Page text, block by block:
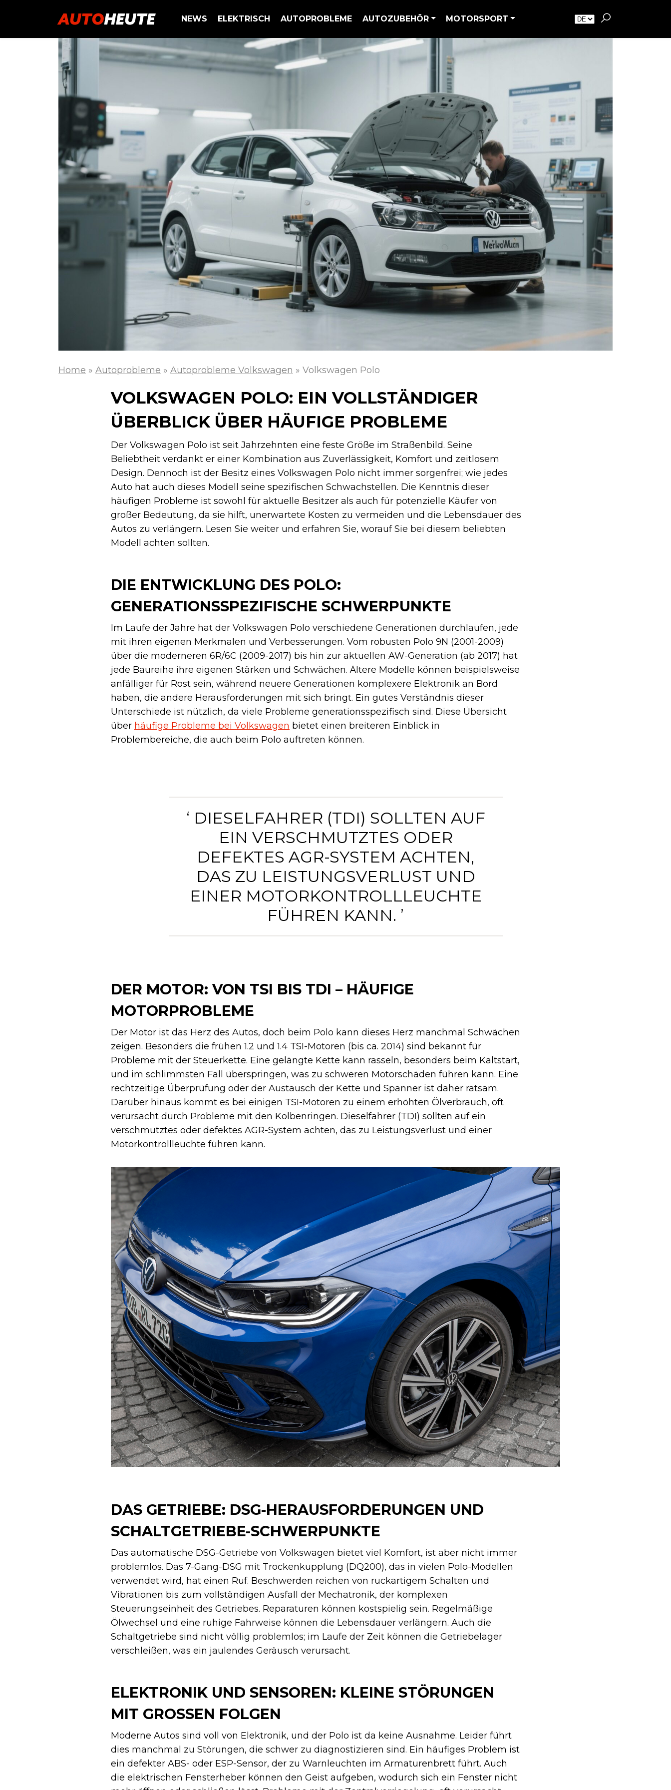
NEWS ELEKTRISCH AUTOPROBLEME AUTOZUBEHÖR MOTORSPORT
Home » Autoprobleme » Autoprobleme Volkswagen » Volkswagen Polo
VOLKSWAGEN POLO: EIN VOLLSTÄNDIGER
ÜBERBLICK ÜBER HÄUFIGE PROBLEME
Der Volkswagen Polo ist seit Jahrzehnten eine feste Größe im Straßenbild. Seine
Beliebtheit verdankt er einer Kombination aus Zuverlässigkeit, Komfort und zeitlosem
Design. Dennoch ist der Besitz eines Volkswagen Polo nicht immer sorgenfrei; wie jedes
Auto hat auch dieses Modell seine spezifischen Schwachstellen. Die Kenntnis dieser
häufigen Probleme ist sowohl für aktuelle Besitzer als auch für potenzielle Käufer von
großer Bedeutung, da sie hilft, unerwartete Kosten zu vermeiden und die Lebensdauer des
Autos zu verlängern. Lesen Sie weiter und erfahren Sie, worauf Sie bei diesem beliebten
Modell achten sollten.
DIE ENTWICKLUNG DES POLO:
GENERATIONSSPEZIFISCHE SCHWERPUNKTE
Im Laufe der Jahre hat der Volkswagen Polo verschiedene Generationen durchlaufen, jede
mit ihren eigenen Merkmalen und Verbesserungen. Vom robusten Polo 9N (2001-2009)
über die moderneren 6R/6C (2009-2017) bis hin zur aktuellen AW-Generation (ab 2017) hat
jede Baureihe ihre eigenen Stärken und Schwächen. Ältere Modelle können beispielsweise
anfälliger für Rost sein, während neuere Generationen komplexere Elektronik an Bord
haben, die andere Herausforderungen mit sich bringt. Ein gutes Verständnis dieser
Unterschiede ist nützlich, da viele Probleme generationsspezifisch sind. Diese Übersicht
über häufige Probleme bei Volkswagen bietet einen breiteren Einblick in
Problembereiche, die auch beim Polo auftreten können.
‘ DIESELFAHRER (TDI) SOLLTEN AUF
EIN VERSCHMUTZTES ODER
DEFEKTES AGR-SYSTEM ACHTEN,
DAS ZU LEISTUNGSVERLUST UND
EINER MOTORKONTROLLLEUCHTE
FÜHREN KANN. ’
DER MOTOR: VON TSI BIS TDI – HÄUFIGE
MOTORPROBLEME
Der Motor ist das Herz des Autos, doch beim Polo kann dieses Herz manchmal Schwächen
zeigen. Besonders die frühen 1.2 und 1.4 TSI-Motoren (bis ca. 2014) sind bekannt für
Probleme mit der Steuerkette. Eine gelängte Kette kann rasseln, besonders beim Kaltstart,
und im schlimmsten Fall überspringen, was zu schweren Motorschäden führen kann. Eine
rechtzeitige Überprüfung oder der Austausch der Kette und Spanner ist daher ratsam.
Darüber hinaus kommt es bei einigen TSI-Motoren zu einem erhöhten Ölverbrauch, oft
verursacht durch Probleme mit den Kolbenringen. Dieselfahrer (TDI) sollten auf ein
verschmutztes oder defektes AGR-System achten, das zu Leistungsverlust und einer
Motorkontrollleuchte führen kann.
DAS GETRIEBE: DSG-HERAUSFORDERUNGEN UND
SCHALTGETRIEBE-SCHWERPUNKTE
Das automatische DSG-Getriebe von Volkswagen bietet viel Komfort, ist aber nicht immer
problemlos. Das 7-Gang-DSG mit Trockenkupplung (DQ200), das in vielen Polo-Modellen
verwendet wird, hat einen Ruf. Beschwerden reichen von ruckartigem Schalten und
Vibrationen bis zum vollständigen Ausfall der Mechatronik, der komplexen
Steuerungseinheit des Getriebes. Reparaturen können kostspielig sein. Regelmäßige
Ölwechsel und eine ruhige Fahrweise können die Lebensdauer verlängern. Auch die
Schaltgetriebe sind nicht völlig problemlos; im Laufe der Zeit können die Getriebelager
verschleißen, was ein jaulendes Geräusch verursacht.
ELEKTRONIK UND SENSOREN: KLEINE STÖRUNGEN
MIT GROSSEN FOLGEN
Moderne Autos sind voll von Elektronik, und der Polo ist da keine Ausnahme. Leider führt
dies manchmal zu Störungen, die schwer zu diagnostizieren sind. Ein häufiges Problem ist
ein defekter ABS- oder ESP-Sensor, der zu Warnleuchten im Armaturenbrett führt. Auch
die elektrischen Fensterheber können den Geist aufgeben, wodurch sich ein Fenster nicht